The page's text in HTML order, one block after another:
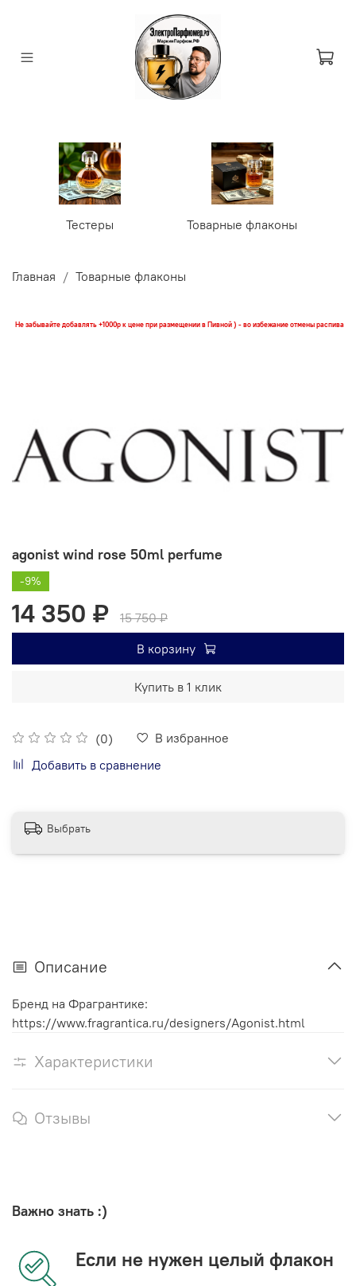
Тестеры Товарные флаконы
Главная Товарные флаконы
Не забывайте добавлять +1000р к цене при размещении в Пивной ) - во избежание отмены распива
agonist wind rose 50ml perfume
(0)
В избранное
Добавить в сравнение
-9%
14 350 ₽
15 750 ₽
В корзину
Купить в 1 клик
Выбрать
Описание
Бренд на Фрагрантике:
https://www.fragrantica.ru/designers/Agonist.html
Характеристики
Отзывы
Важно знать :)
Если не нужен целый флакон